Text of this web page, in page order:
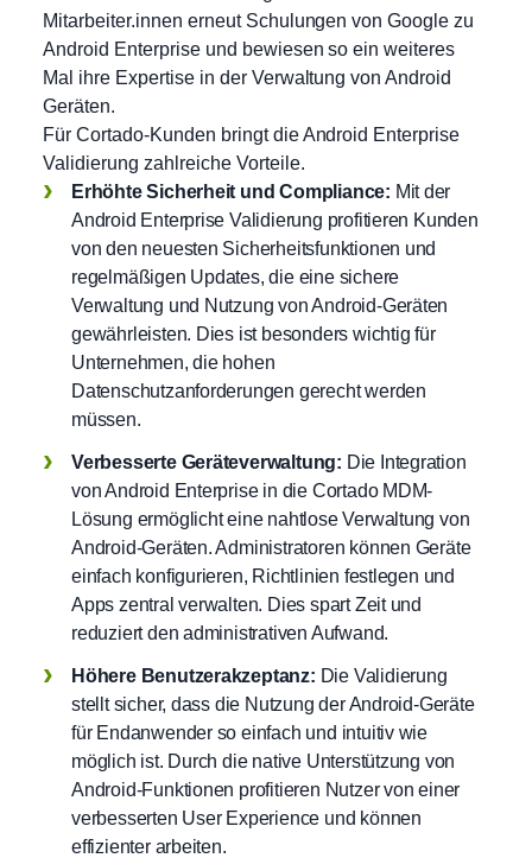
Mitarbeiter.innen erneut Schulungen von Google zu
Android Enterprise und bewiesen so ein weiteres
Mal ihre Expertise in der Verwaltung von Android
Geräten.
Für Cortado-Kunden bringt die Android Enterprise
Validierung zahlreiche Vorteile.
Erhöhte Sicherheit und Compliance: Mit der
Android Enterprise Validierung profitieren Kunden
von den neuesten Sicherheitsfunktionen und
regelmäßigen Updates, die eine sichere
Verwaltung und Nutzung von Android-Geräten
gewährleisten. Dies ist besonders wichtig für
Unternehmen, die hohen
Datenschutzanforderungen gerecht werden
müssen.
Verbesserte Geräteverwaltung: Die Integration
von Android Enterprise in die Cortado MDM-
Lösung ermöglicht eine nahtlose Verwaltung von
Android-Geräten. Administratoren können Geräte
einfach konfigurieren, Richtlinien festlegen und
Apps zentral verwalten. Dies spart Zeit und
reduziert den administrativen Aufwand.
Höhere Benutzerakzeptanz: Die Validierung
stellt sicher, dass die Nutzung der Android-Geräte
für Endanwender so einfach und intuitiv wie
möglich ist. Durch die native Unterstützung von
Android-Funktionen profitieren Nutzer von einer
verbesserten User Experience und können
effizienter arbeiten.